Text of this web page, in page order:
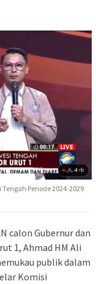
Periode 2024-2029
calon Gubernur dan
1, Ahmad HM Ali
publik dalam
Komisi